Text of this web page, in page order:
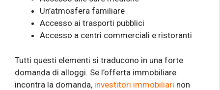
Un’atmosfera familiare
Accesso ai trasporti pubblici
Accesso a centri commerciali e ristoranti
Tutti questi elementi si traducono in una forte
domanda di alloggi. Se l’offerta immobiliare
incontra la domanda, investitori immobiliari non